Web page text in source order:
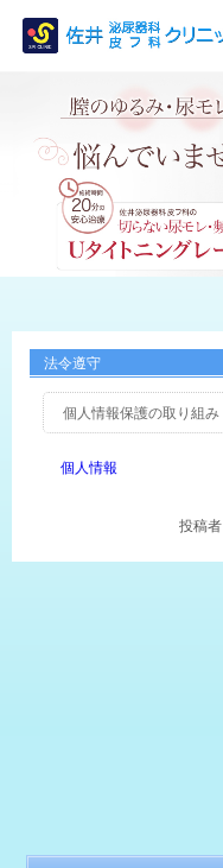
法令遵守
個人情報保護の取り組み
個人情報
投稿者